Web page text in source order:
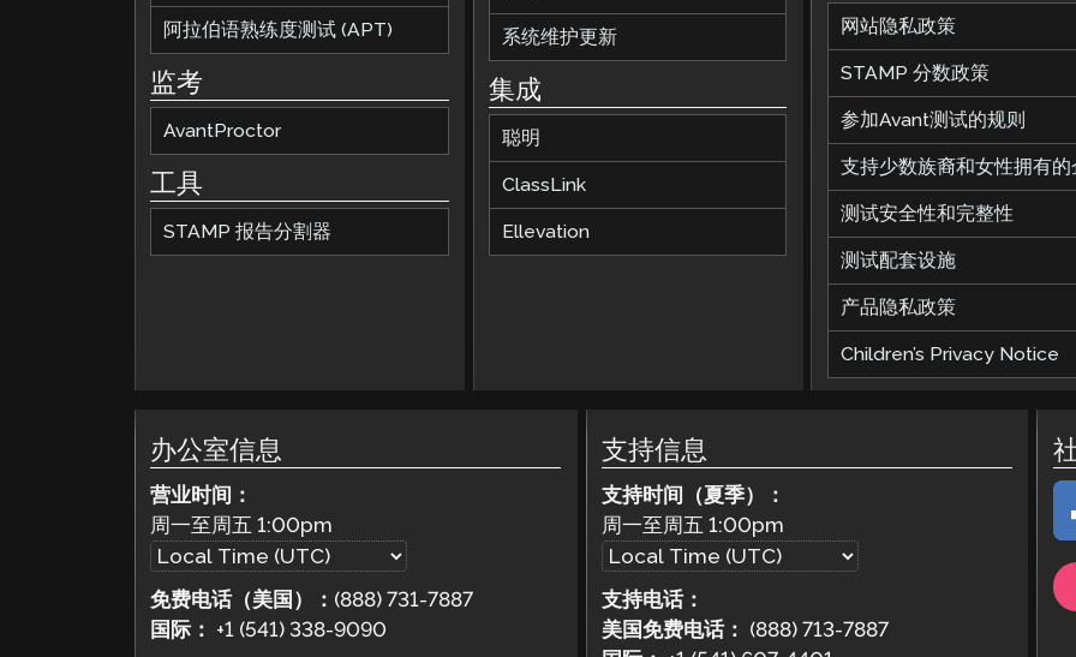
阿拉伯语熟练度测试 (APT)
监考
AvantProctor
工具
STAMP 报告分割器
系统维护更新
集成
聪明
ClassLink
Ellevation
网站隐私政策
STAMP 分数政策
参加Avant测试的规则
支持少数族裔和女性拥有的
测试安全性和完整性
测试配套设施
产品隐私政策
Children’s Privacy Notice
办公室信息
营业时间：
周一至周五1:00pm
免费电话（美国）： (888) 731-7887
国际： +1 (541) 338-9090
支持信息
支持时间（夏季）：
周一至周五 1:00pm
支持电话：
美国免费电话： (888) 713-7887